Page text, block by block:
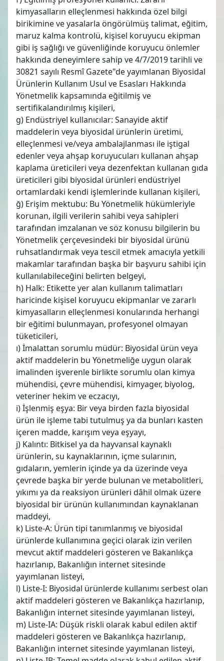
kimyasalların elleçlenmesi hakkında özel bilgi
birikimine ve yasalarla öngörülmüş talimat, eğitim,
maruz kalma kontrolü, kişisel koruyucu ekipman
gibi iş sağlığı ve güvenliğinde koruyucu önlemler
hakkında deneyimlere sahip ve 4/7/2019 tarihli ve
30821 sayılı Resmî Gazete"de yayımlanan Biyosidal
Ürünlerin Kullanım Usul ve Esasları Hakkında
Yönetmelik kapsamında eğitilmiş ve
sertifikalandırılmış kişileri,
g) Endüstriyel kullanıcılar: Sanayide aktif
maddelerin veya biyosidal ürünlerin üretimi,
elleçlenmesi ve/veya ambalajlanması ile iştigal
edenler veya ahşap koruyucuları kullanan ahşap
kaplama üreticileri veya dezenfektan kullanan gıda
üreticileri gibi biyosidal ürünleri endüstriyel
ortamlardaki kendi işlemlerinde kullanan kişileri,
ğ) Erişim mektubu: Bu Yönetmelik hükümleriyle
korunan, ilgili verilerin sahibi veya sahipleri
tarafından imzalanan ve söz konusu bilgilerin bu
Yönetmelik çerçevesindeki bir biyosidal ürünü
ruhsatlandırmak veya tescil etmek amacıyla yetkili
makamlar tarafından başka bir başvuru sahibi için
kullanılabileceğini belirten belgeyi,
h) Halk: Etikette yer alan kullanım talimatları
haricinde kişisel koruyucu ekipmanlar ve zararlı
kimyasalların elleçlenmesi konularında herhangi
bir eğitimi bulunmayan, profesyonel olmayan
tüketicileri,
ı) İmalattan sorumlu müdür: Biyosidal ürün veya
aktif maddelerin bu Yönetmeliğe uygun olarak
imalinden işverenle birlikte sorumlu olan kimya
mühendisi, çevre mühendisi, kimyager, biyolog,
veteriner hekim ve eczacıyı,
i) İşlenmiş eşya: Bir veya birden fazla biyosidal
ürün ile işleme tabi tutulmuş ya da bunları kasten
içeren madde, karışım veya eşyayı,
j) Kalıntı: Bitkisel ya da hayvansal kaynaklı
ürünlerin, su kaynaklarının, içme sularının,
gıdaların, yemlerin içinde ya da üzerinde veya
çevrede başka bir yerde bulunan ve metabolitleri,
yıkımı ya da reaksiyon ürünleri dâhil olmak üzere
biyosidal bir ürünün kullanımından kaynaklanan
maddeyi,
k) Liste-A: Ürün tipi tanımlanmış ve biyosidal
ürünlerde kullanımına geçici olarak izin verilen
mevcut aktif maddeleri gösteren ve Bakanlıkça
hazırlanıp, Bakanlığın internet sitesinde
yayımlanan listeyi,
l) Liste-I: Biyosidal ürünlerde kullanımı serbest olan
aktif maddeleri gösteren ve Bakanlıkça hazırlanıp,
Bakanlığın internet sitesinde yayımlanan listeyi,
m) Liste-IA: Düşük riskli olarak kabul edilen aktif
maddeleri gösteren ve Bakanlıkça hazırlanıp,
Bakanlığın internet sitesinde yayımlanan listeyi,